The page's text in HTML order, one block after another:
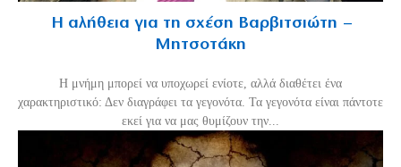
Η αλήθεια για τη σχέση Βαρβιτσιώτη –
Μητσοτάκη
H μνήμη μπορεί να υποχωρεί ενίοτε, αλλά διαθέτει ένα
χαρακτηριστικό: Δεν διαγράφει τα γεγονότα. Τα γεγονότα είναι πάντοτε
εκεί για να μας θυμίζουν την...